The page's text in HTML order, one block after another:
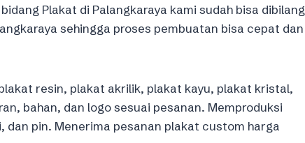
Plakat di Palangkaraya kami sudah bisa dibilang
sehingga proses pembuatan bisa cepat dan
resin, plakat akrilik, plakat kayu, plakat kristal,
bahan, dan logo sesuai pesanan. Memproduksi
pin. Menerima pesanan plakat custom harga